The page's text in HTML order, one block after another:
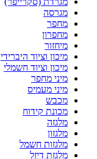
מגרסה
מחפר
מחפרון
מיחזור
מיכון וציוד היברידי
מיכון וציוד חשמלי
מיני מחפר
מיני מעמיס
מכבש
מכונת קידוח
מלגזה
מלגזון
מלגזות חשמל
מלגזת דיזל